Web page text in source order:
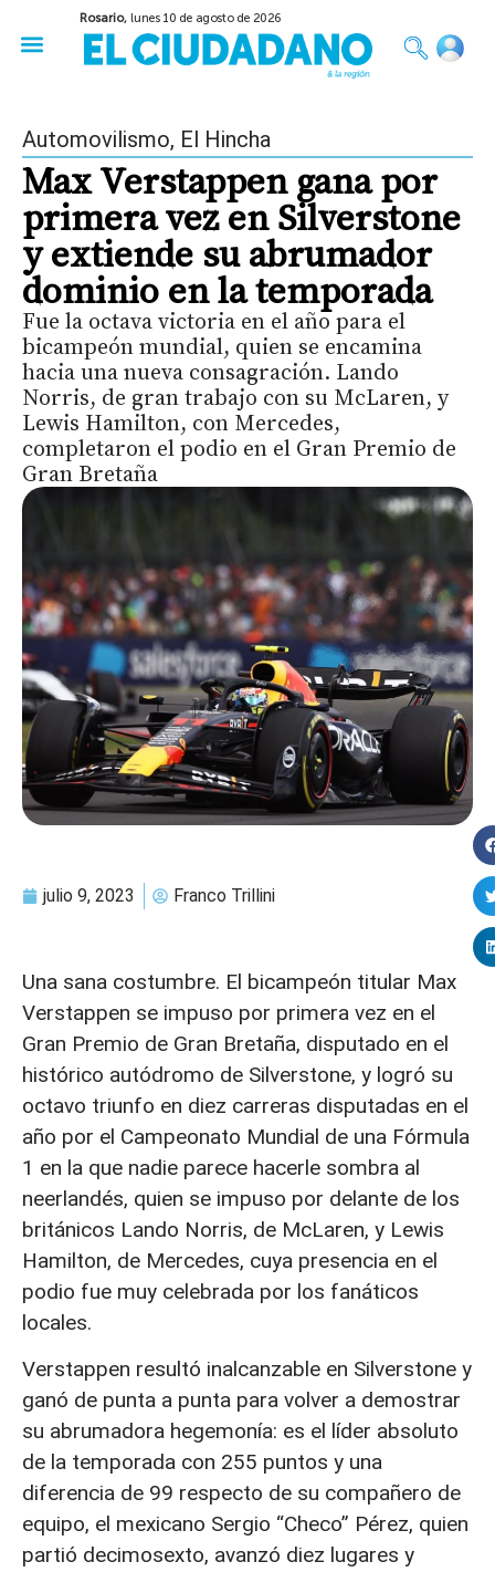
Rosario,lunes 10 de agosto de 2026
Automovilismo, El Hincha
Max Verstappen gana por
primera vez en Silverstone
y extiende su abrumador
dominio en la temporada
Fue la octava victoria en el año para el
bicampeón mundial, quien se encamina
hacia una nueva consagración. Lando
Norris, de gran trabajo con su McLaren, y
Lewis Hamilton, con Mercedes,
completaron el podio en el Gran Premio de
Gran Bretaña
julio 9, 2023 Franco Trillini
Una sana costumbre. El bicampeón titular Max
Verstappen se impuso por primera vez en el
Gran Premio de Gran Bretaña, disputado en el
histórico autódromo de Silverstone, y logró su
octavo triunfo en diez carreras disputadas en el
año por el Campeonato Mundial de una Fórmula
1 en la que nadie parece hacerle sombra al
neerlandés, quien se impuso por delante de los
británicos Lando Norris, de McLaren, y Lewis
Hamilton, de Mercedes, cuya presencia en el
podio fue muy celebrada por los fanáticos
locales.
Verstappen resultó inalcanzable en Silverstone y
ganó de punta a punta para volver a demostrar
su abrumadora hegemonía: es el líder absoluto
de la temporada con 255 puntos y una
diferencia de 99 respecto de su compañero de
equipo, el mexicano Sergio “Checo” Pérez, quien
partió decimosexto, avanzó diez lugares y